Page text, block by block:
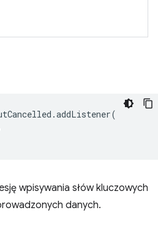
.addListener(
wpisywania słów kluczowych
danych.